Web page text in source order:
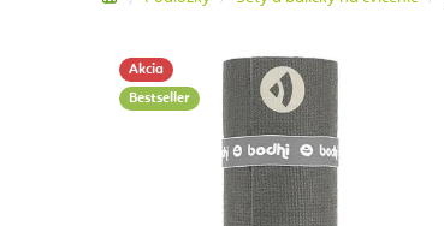
Akcia
Bestseller